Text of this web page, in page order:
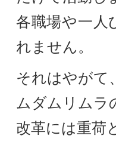
各職場や一人
れません。
それはやがて
ムダムリムラ
改革には重荷